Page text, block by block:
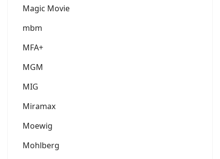
Magic Movie
mbm
MFA+
MGM
MIG
Miramax
Moewig
Mohlberg